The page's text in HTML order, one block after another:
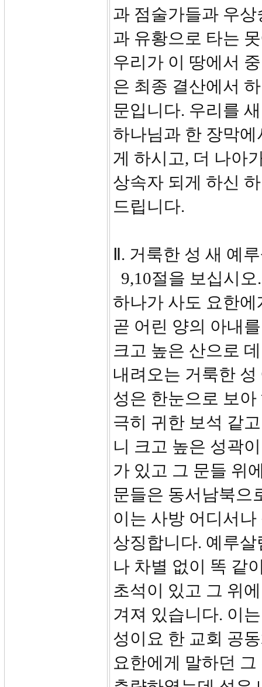
과 점술가들과 우
과 유황으로 타는
우리가 이 땅에서
은 최종 결산에서
문입니다. 우리를
하나님과 한 장막
게 하시고, 더 나아
상속자 되게 하신
드립니다.
Ⅱ. 거룩한 성 새 예
9,10절을 보십시
하나가 사도 요한
곧 어린 양의 아내
크고 높은 산으로
내려오는 거룩한
성은 한눈으로 보
극히 귀한 보석 같
니 크고 높은 성곽
가 있고 그 문들 위
문들은 동서남북으
이는 사방 어디서
상징합니다. 예루
나 차별 없이 똑 같
초석이 있고 그 위
겨져 있습니다. 이
성이요 한 교회 공
요한에게 말하던